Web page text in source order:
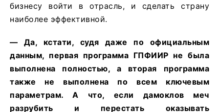
бизнесу войти в отрасль, и сделать страну
наиболее эффективной.
— Да, кстати, судя даже по официальным
данным, первая программа ГПФИИР не была
выполнена полностью, а вторая программа
также не выполнена по всем ключевым
параметрам. А что, если дамоклов меч
разрубить и перестать оказывать